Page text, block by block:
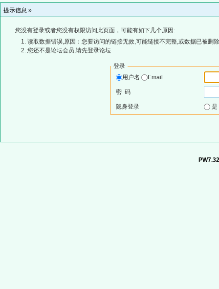
提示信息 »
您没有登录或者您没有权限访问此页面，可能有如下几个原因:
读取数据错误,原因：您要访问的链接无效,可能链接不完整,或数据已被删
您还不是论坛会员,请先登录论坛
登录
用户名
Email
密 码
隐身登录